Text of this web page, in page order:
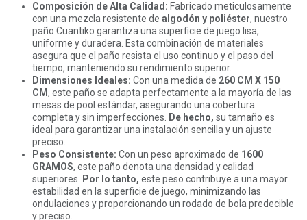
Composición de Alta Calidad: Fabricado meticulosamente
con una mezcla resistente de algodón y poliéster, nuestro
paño Cuantiko garantiza una superficie de juego lisa,
uniforme y duradera. Esta combinación de materiales
asegura que el paño resista el uso continuo y el paso del
tiempo, manteniendo su rendimiento superior.
Dimensiones Ideales: Con una medida de 260 CM X 150
CM, este paño se adapta perfectamente a la mayoría de las
mesas de pool estándar, asegurando una cobertura
completa y sin imperfecciones. De hecho, su tamaño es
ideal para garantizar una instalación sencilla y un ajuste
preciso.
Peso Consistente: Con un peso aproximado de 1600
GRAMOS, este paño denota una densidad y calidad
superiores. Por lo tanto, este peso contribuye a una mayor
estabilidad en la superficie de juego, minimizando las
ondulaciones y proporcionando un rodado de bola predecible
y preciso.